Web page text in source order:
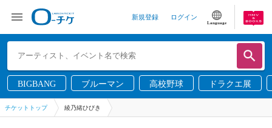
新規登録 ログイン
Language
BIGBANG ブルーマン 高校野球 ドラクエ展
チケットトップ 綾乃緒ひびき